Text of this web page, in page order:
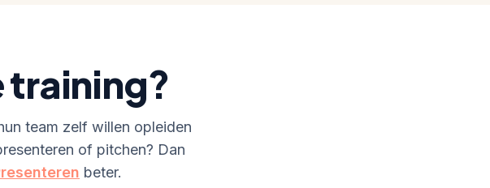
training?
team zelf willen opleiden
of pitchen? Dan
beter.